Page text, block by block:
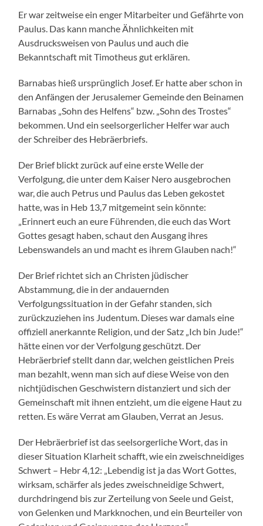
Er war zeitweise ein enger Mitarbeiter und Gefährte von
Paulus. Das kann manche Ähnlichkeiten mit
Ausdrucksweisen von Paulus und auch die
Bekanntschaft mit Timotheus gut erklären.
Barnabas hieß ursprünglich Josef. Er hatte aber schon in
den Anfängen der Jerusalemer Gemeinde den Beinamen
Barnabas „Sohn des Helfens“ bzw. „Sohn des Trostes“
bekommen. Und ein seelsorgerlicher Helfer war auch
der Schreiber des Hebräerbriefs.
Der Brief blickt zurück auf eine erste Welle der
Verfolgung, die unter dem Kaiser Nero ausgebrochen
war, die auch Petrus und Paulus das Leben gekostet
hatte, was in Heb 13,7 mitgemeint sein könnte:
„Erinnert euch an eure Führenden, die euch das Wort
Gottes gesagt haben, schaut den Ausgang ihres
Lebenswandels an und macht es ihrem Glauben nach!“
Der Brief richtet sich an Christen jüdischer
Abstammung, die in der andauernden
Verfolgungssituation in der Gefahr standen, sich
zurückzuziehen ins Judentum. Dieses war damals eine
offiziell anerkannte Religion, und der Satz „Ich bin Jude!“
hätte einen vor der Verfolgung geschützt. Der
Hebräerbrief stellt dann dar, welchen geistlichen Preis
man bezahlt, wenn man sich auf diese Weise von den
nichtjüdischen Geschwistern distanziert und sich der
Gemeinschaft mit ihnen entzieht, um die eigene Haut zu
retten. Es wäre Verrat am Glauben, Verrat an Jesus.
Der Hebräerbrief ist das seelsorgerliche Wort, das in
dieser Situation Klarheit schafft, wie ein zweischneidiges
Schwert – Hebr 4,12: „Lebendig ist ja das Wort Gottes,
wirksam, schärfer als jedes zweischneidige Schwert,
durchdringend bis zur Zerteilung von Seele und Geist,
von Gelenken und Markknochen, und ein Beurteiler von